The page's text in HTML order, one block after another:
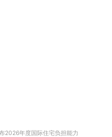
2026年度国际住宅负担能力